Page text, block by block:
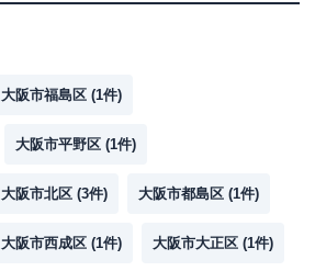
大阪市福島区 (1件)
大阪市平野区 (1件)
大阪市北区 (3件) 大阪市都島区 (1件)
大阪市西成区 (1件) 大阪市大正区 (1件)